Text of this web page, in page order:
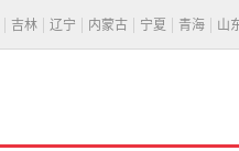
吉林 辽宁 内蒙古 宁夏 青海 山